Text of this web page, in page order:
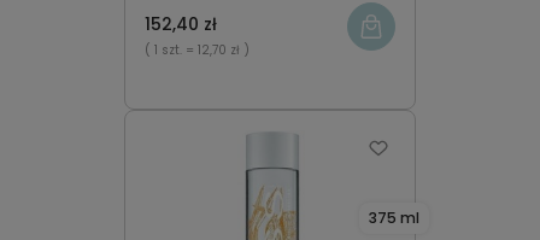
152,40 zł
( 1 szt. = 12,70 zł )
375 ml